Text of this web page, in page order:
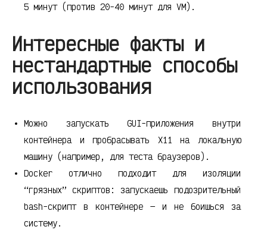
5 минут (против 20-40 минут для VM).
Интересные факты и
нестандартные способы
использования
Можно запускать GUI-приложения внутри
контейнера и пробрасывать X11 на локальную
машину (например, для теста браузеров).
Docker отлично подходит для изоляции
“грязных” скриптов: запускаешь подозрительный
bash-скрипт в контейнере — и не боишься за
систему.